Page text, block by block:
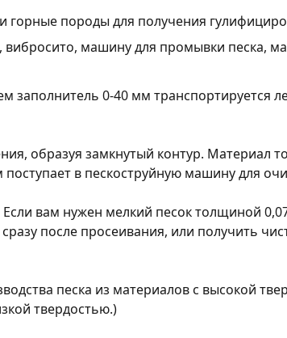
породы для получения
машину для промывки песка,
заполнитель 0-40 мм транспортируется
образуя замкнутый контур. Материал
в пескоструйную машину для
вам нужен мелкий песок толщиной
после просеивания, или получить
песка из материалов с высокой
твердостью.)